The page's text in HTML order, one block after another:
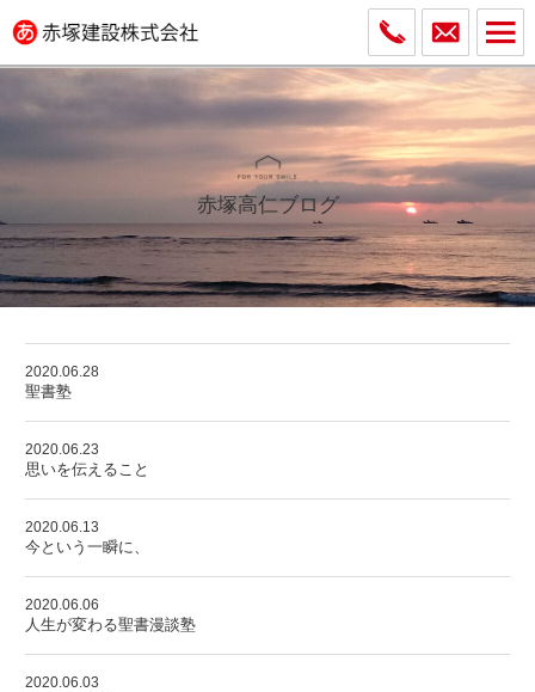
赤塚高仁ブログ
2020.06.28
聖書塾
2020.06.23
思いを伝えること
2020.06.13
今という一瞬に、
2020.06.06
人生が変わる聖書漫談塾
2020.06.03